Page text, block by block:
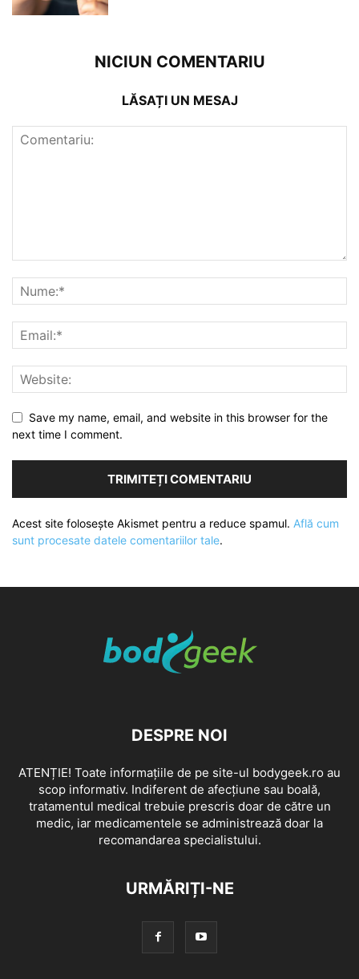
NICIUN COMENTARIU
LĂSAȚI UN MESAJ
Save my name, email, and website in this browser for the
next time I comment.
Acest site folosește Akismet pentru a reduce spamul. Află cum
sunt procesate datele comentariilor tale.
DESPRE NOI
ATENȚIE! Toate informațiile de pe site-ul bodygeek.ro au
scop informativ. Indiferent de afecțiune sau boală,
tratamentul medical trebuie prescris doar de către un
medic, iar medicamentele se administrează doar la
recomandarea specialistului.
URMĂRIȚI-NE